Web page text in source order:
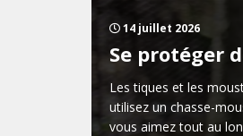
14 juillet 2026
Se protéger
Les tiques et les
utilisez un chasse-
vous aimez tout au